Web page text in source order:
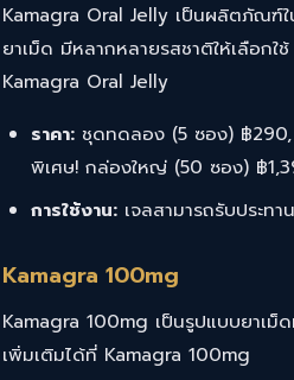
Kamagra Oral Jelly เป็นผลิตภัณฑ์ใ
ยาเม็ด มีหลากหลายรสชาติให้เลือกใ
Kamagra Oral Jelly
ราคา: ชุดทดลอง (5 ซอง) ฿
พิเศษ! กล่องใหญ่ (50 ซอง) ฿
การใช้งาน: เจลสามารถรับประท
Kamagra 100mg
Kamagra 100mg เป็นรูปแบบยาเม็
เพิ่มเติมได้ที่ Kamagra 100mg